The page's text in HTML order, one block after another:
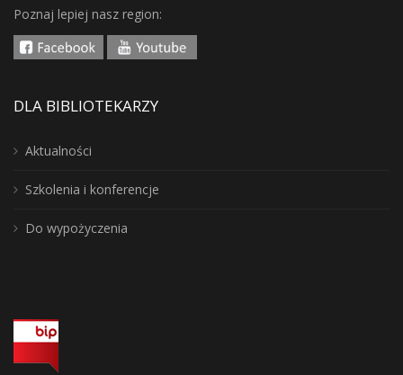
Poznaj lepiej nasz region:
DLA BIBLIOTEKARZY
Aktualności
Szkolenia i konferencje
Do wypożyczenia